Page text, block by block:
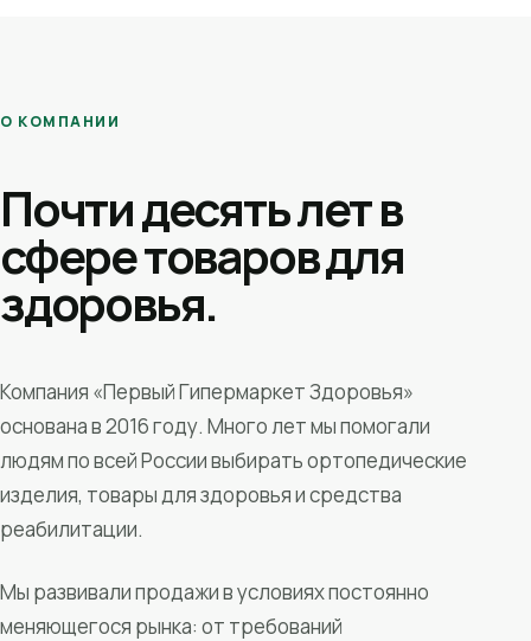
О КОМПАНИИ
Почти десять лет в
сфере товаров для
здоровья.
Компания «Первый Гипермаркет Здоровья»
основана в 2016 году. Много лет мы помогали
людям по всей России выбирать ортопедические
изделия, товары для здоровья и средства
реабилитации.
Мы развивали продажи в условиях постоянно
меняющегося рынка: от требований